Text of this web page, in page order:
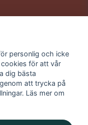
leveranser
köp
över 499:-
kundtjänst
personlig och icke
cookies för att vår
dig bästa
att trycka på
Läs mer om